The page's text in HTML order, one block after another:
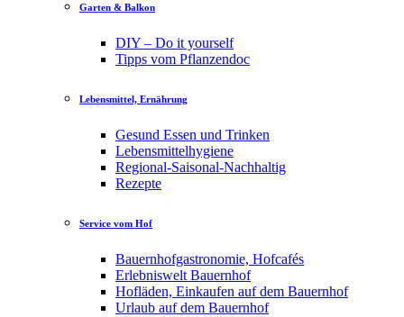
Garten & Balkon
DIY – Do it yourself
Tipps vom Pflanzendoc
Lebensmittel, Ernährung
Gesund Essen und Trinken
Lebensmittelhygiene
Regional-Saisonal-Nachhaltig
Rezepte
Service vom Hof
Bauernhofgastronomie, Hofcafés
Erlebniswelt Bauernhof
Hofläden, Einkaufen auf dem Bauernhof
Urlaub auf dem Bauernhof